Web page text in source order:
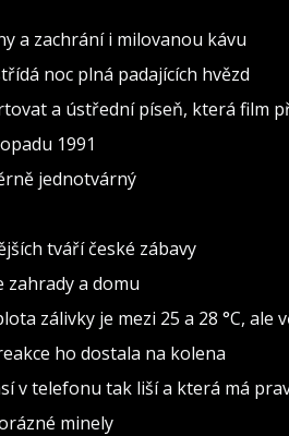
a zachrání i milovanou kávu
noc plná padajících hvězd
a ústřední píseň, která film
1991
jednotvárný
tváří české zábavy
zahrady a domu
zálivky je mezi 25 a 28 °C, ale
ho dostala na kolena
v telefonu tak liší a která má
minely